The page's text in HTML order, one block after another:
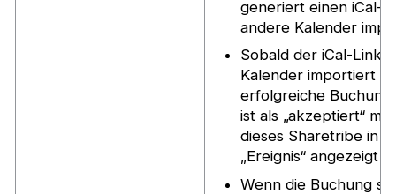
generiert einen iCal-
andere Kalender
Sobald der iCal-Link
Kalender importiert
erfolgreiche
ist als „akzeptiert“
dieses Sharetribe in
„Ereignis“ angezeigt
Wenn die Buchung